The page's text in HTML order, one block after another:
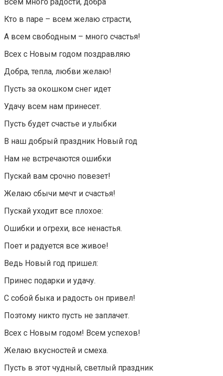
Кто в паре – всем желаю страсти,
А всем свободным – много счастья!
Всех с Новым годом поздравляю
Добра, тепла, любви желаю!
Пусть за окошком снег идет
Удачу всем нам принесет.
Пусть будет счастье и улыбки
В наш добрый праздник Новый год
Нам не встречаются ошибки
Пускай вам срочно повезет!
Желаю сбычи мечт и счастья!
Пускай уходит все плохое:
Ошибки и огрехи, все ненастья.
Поет и радуется все живое!
Ведь Новый год пришел:
Принес подарки и удачу.
С собой быка и радость он привел!
Поэтому никто пусть не заплачет.
Всех с Новым годом! Всем успехов!
Желаю вкусностей и смеха.
Пусть в этот чудный, светлый праздник